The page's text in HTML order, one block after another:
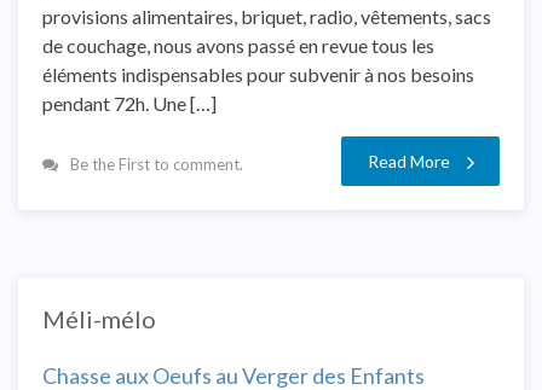
provisions alimentaires, briquet, radio, vêtements, sacs
de couchage, nous avons passé en revue tous les
éléments indispensables pour subvenir à nos besoins
pendant 72h. Une […]
Be the First to comment. Read More
Méli-mélo
Chasse aux Oeufs au Verger des Enfants